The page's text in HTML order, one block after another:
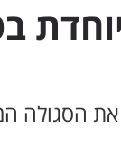
הסגולה